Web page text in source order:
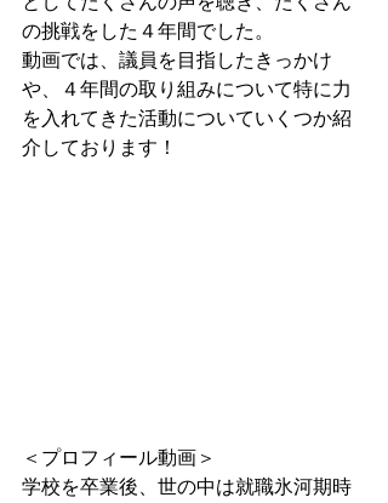
の挑戦をした４年間でした。
動画では、議員を目指したきっかけ
や、４年間の取り組みについて特に力
を入れてきた活動についていくつか紹
介しております！
＜プロフィール動画＞
学校を卒業後、世の中は就職氷河期時